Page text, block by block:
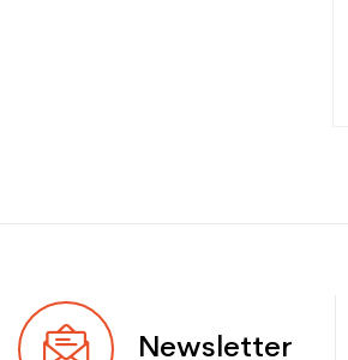
Newsletter